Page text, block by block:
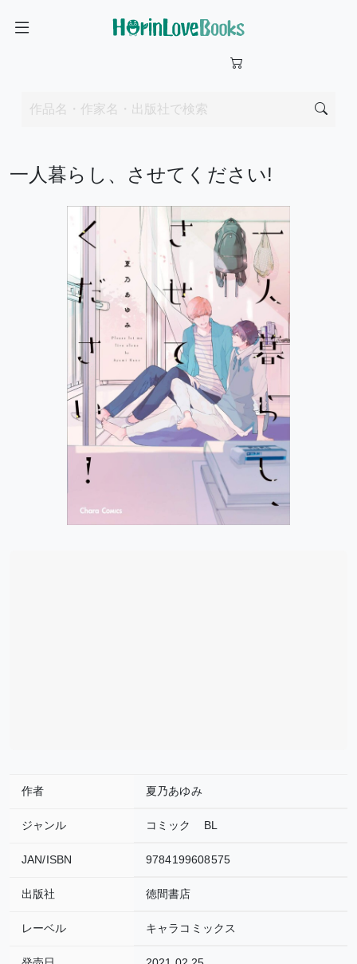
一人暮らし、させてください!
作者 夏乃あゆみ
ジャンル コミック BL
JAN/ISBN 9784199608575
出版社 徳間書店
レーベル キャラコミックス